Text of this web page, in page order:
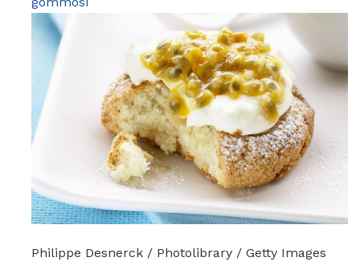
Philippe Desnerck / Photolibrary / Getty Images